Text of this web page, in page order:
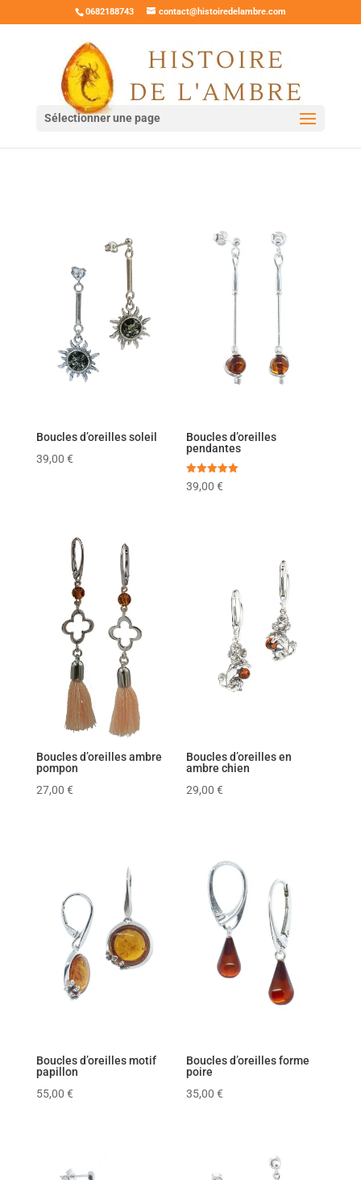
0682188743 contact@histoiredelambre.com
Sélectionner une page
Boucles d’oreilles soleil
39,00 €
Boucles d’oreilles
pendantes
Note
5.00
39,00€
Boucles d’oreilles ambre
pompon
27,00 €
Boucles d’oreilles en
ambre chien
29,00€
Boucles d’oreilles motif
papillon
55,00 €
Boucles d’oreilles forme
poire
35,00€